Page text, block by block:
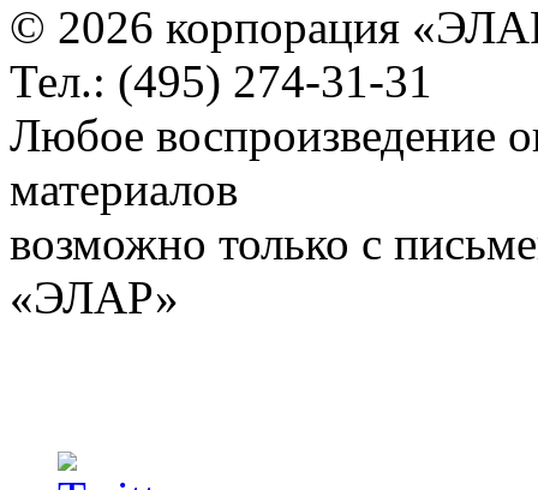
© 2026 корпорация
Тел.: (495) 274-31-31
Любое воспроизведение
материалов
возможно только с
«ЭЛАР»